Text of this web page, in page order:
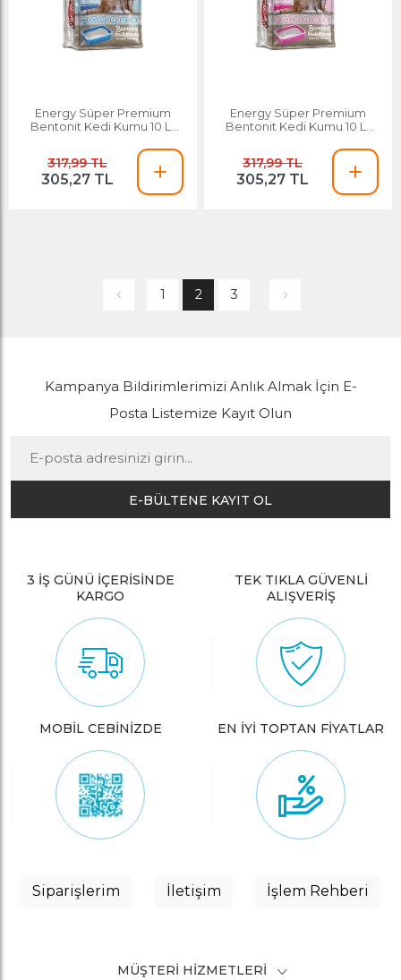
Energy Süper Premium
Bentonit Kedi Kumu 10 Lt
317,99 TL
305,27 TL
Energy Süper Premium
Bentonit Kedi Kumu 10 Lt
317,99 TL
305,27 TL
1 2 3
Kampanya Bildirimlerimizi Anlık Almak İçin E-
Posta Listemize Kayıt Olun
E-BÜLTENE KAYIT OL
3 İŞ GÜNÜ İÇERİSİNDE
KARGO
TEK TIKLA GÜVENLİ
ALIŞVERİŞ
MOBİL CEBİNİZDE EN İYİ TOPTAN FİYATLAR
Siparişlerim İletişim İşlem Rehberi
MÜŞTERI HIZMETLERI